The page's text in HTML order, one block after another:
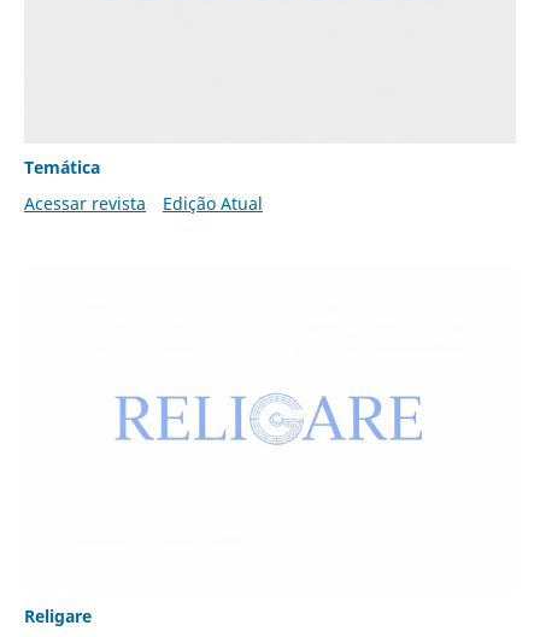
Temática
Acessar revista
Edição Atual
Religare